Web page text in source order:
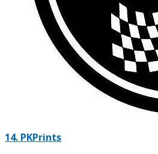
14. PKPrints